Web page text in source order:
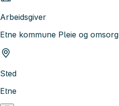
Arbeidsgiver
Etne kommune Pleie og omsorg
Sted
Etne